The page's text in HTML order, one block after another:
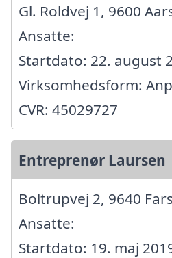
Gl. Roldvej 1, 9600
Ansatte:
Startdato: 22. august
Virksomhedsform:
CVR: 45029727
Entreprenør Laursen
Boltrupvej 2, 9640
Ansatte:
Startdato: 19. maj